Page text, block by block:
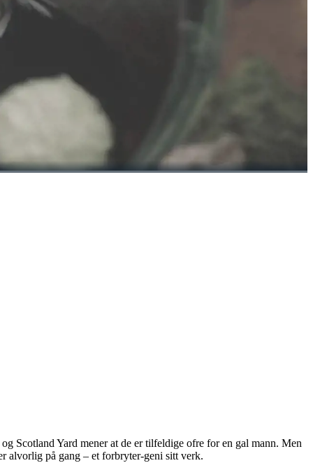
Scotland Yard mener at de er tilfeldige ofre for en gal mann. Men
alvorlig på gang – et forbryter-geni sitt verk.